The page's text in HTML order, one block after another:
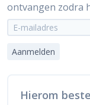
ontvangen zodra
Aanmelden
Hierom